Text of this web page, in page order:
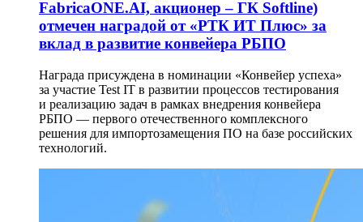
FabricaONE.AI, акционер – ГК Softline)
отмечен наградой от «РТК ИТ Плюс» за
вклад в развитие конвейера РБПО
Награда присуждена в номинации «Конвейер успеха»
за участие Test IT в развитии процессов тестирования
и реализацию задач в рамках внедрения конвейера
РБПО — первого отечественного комплексного
решения для импортозамещения ПО на базе российских
технологий.